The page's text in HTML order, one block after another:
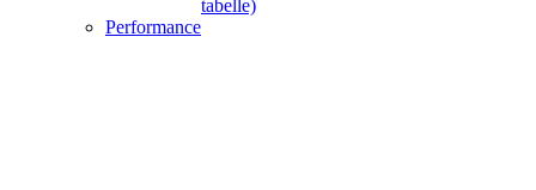
tabelle)
Performance